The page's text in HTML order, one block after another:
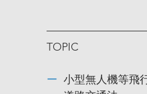
TOPIC
ー 小型無人機等飛